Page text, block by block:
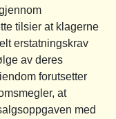
tilsier at klagerne
erstatningskrav
av deres
forutsetter
at
med